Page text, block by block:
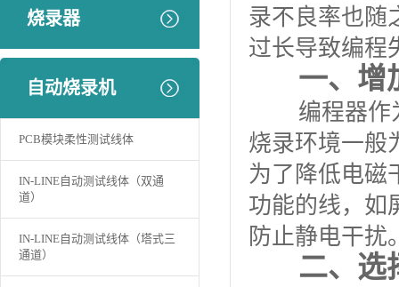
烧录器
自动烧录机
PCB模块柔性测试线体
IN-LINE自动测试线体（双通
道）
IN-LINE自动测试线体（塔式三
通道）
录不良率也随
过长导致编程
一、增
编程器作为
烧录环境一般
为了降低电磁
功能的线，如
防止静电干扰
二、选